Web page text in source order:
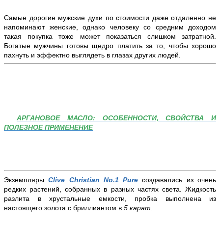
Самые дорогие мужские духи по стоимости даже отдаленно не
напоминают женские, однако человеку со средним доходом
такая покупка тоже может показаться слишком затратной.
Богатые мужчины готовы щедро платить за то, чтобы хорошо
пахнуть и эффектно выглядеть в глазах других людей.
АРГАНОВОЕ МАСЛО: ОСОБЕННОСТИ, СВОЙСТВА И
ПОЛЕЗНОЕ ПРИМЕНЕНИЕ
ЭкземплярыClive Christian No.1 Pureсоздавались из очень
редких растений, собранных в разных частях света. Жидкость
разлита в хрустальные емкости, пробка выполнена из
настоящего золота с бриллиантом в 5 карат